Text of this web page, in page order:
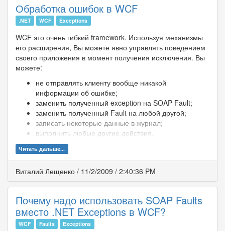
Обработка ошибок в WCF
.NET WCF Exceptions
WCF это очень гибкий framework. Используя механизмы
его расширения, Вы можете явно управлять поведением
своего приложения в момент получения исключения. Вы
можете:
не отправлять клиенту вообще никакой
информации об ошибке;
заменить полученный exception на SOAP Fault;
заменить полученный Fault на любой другой;
записать некоторые данные в журнал;
выполнить любые другие действия.
Читать дальше...
Виталий Лещенко / 11/2/2009 / 2:40:36 PM
Почему надо использовать SOAP Faults
вместо .NET Exceptions в WCF?
WCF Faults Exceptions